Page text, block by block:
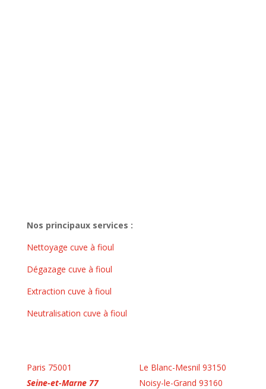
Nos principaux services :
Nettoyage cuve à fioul
Dégazage cuve à fioul
Extraction cuve à fioul
Neutralisation cuve à fioul
Paris 75001
Seine-et-Marne 77
Le Blanc-Mesnil 93150
Noisy-le-Grand 93160